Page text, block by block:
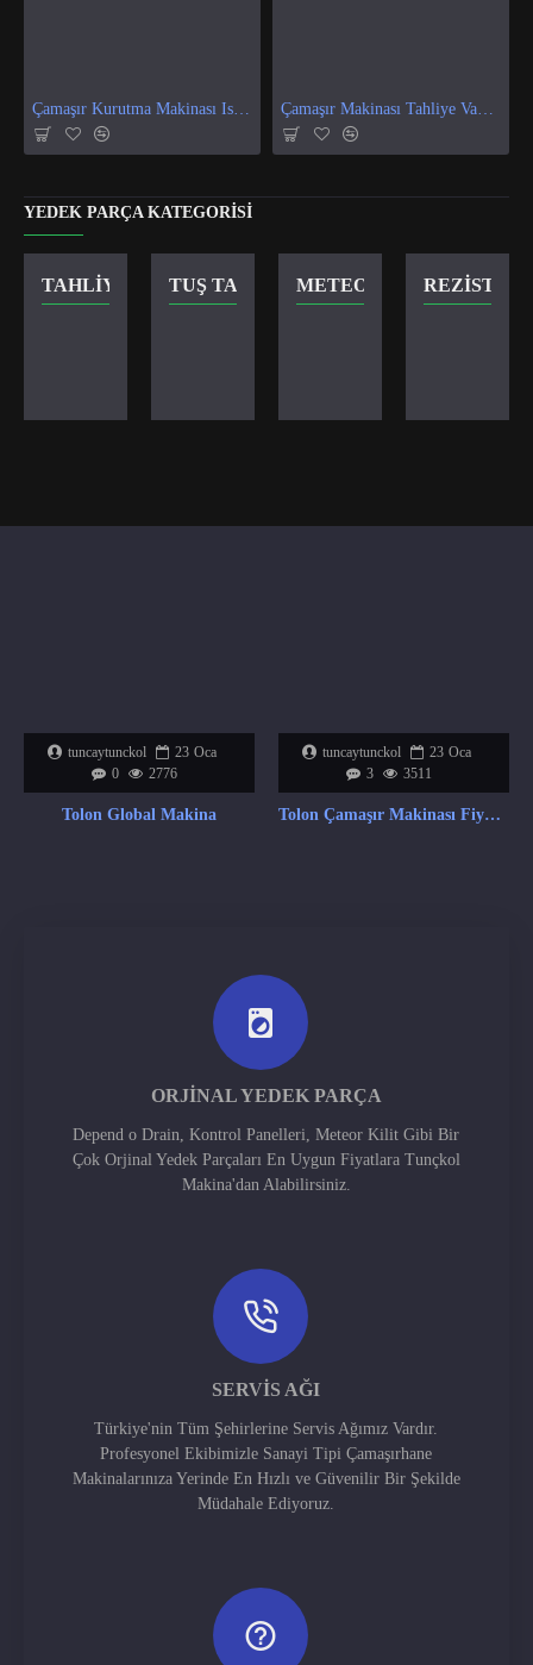
Çamaşır Makinası Tahliye Vanası
YEDEK PARÇA KATEGORISI
TAHLIYE VANASITUŞ TAKIMI METEOR KILITREZISTANS
tuncaytunckol 23 Oca
0
2776
Tolon Global Makina
tuncaytunckol 23 Oca
3
3511
Tolon Çamaşır Makinası Fiyat Listesi
ORJINAL YEDEK PARÇA
Depend o Drain, Kontrol Panelleri, Meteor Kilit Gibi Bir
Çok Orjinal Yedek Parçaları En Uygun Fiyatlara Tunçkol
Makina'dan Alabilirsiniz.
SERVIS AĞI
Türkiye'nin Tüm Şehirlerine Servis Ağımız Vardır.
Profesyonel Ekibimizle Sanayi Tipi Çamaşırhane
Makinalarınıza Yerinde En Hızlı ve Güvenilir Bir Şekilde
Müdahale Ediyoruz.